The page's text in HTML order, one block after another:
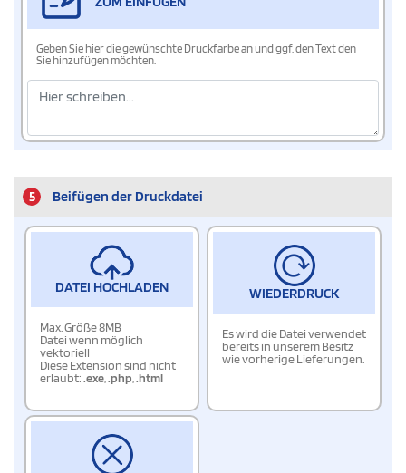
Geben Sie hier die gewünschte Druckfarbe an und ggf. den Text den
Sie hinzufügen möchten.
5 Beifügen der Druckdatei
DATEI HOCHLADEN
Max. Größe 8MB
Datei wenn möglich
vektoriell
Diese Extension sind nicht
erlaubt:.exe,.php,.html
WIEDERDRUCK
Es wird die Datei verwendet
bereits in unserem Besitz
wie vorherige Lieferungen.